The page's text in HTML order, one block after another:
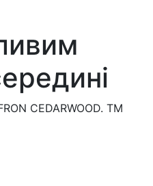
CEDARWOOD. ТМ